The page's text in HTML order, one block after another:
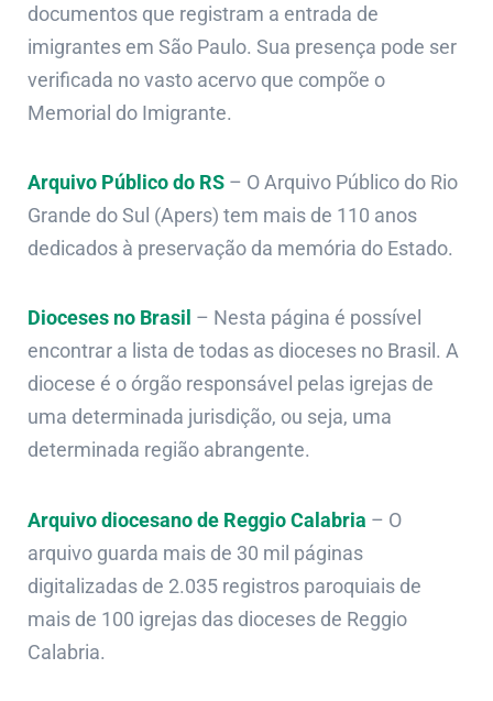
documentos que registram a entrada de
imigrantes em São Paulo. Sua presença pode ser
verificada no vasto acervo que compõe o
Memorial do Imigrante.
Arquivo Público do RS – O Arquivo Público do Rio
Grande do Sul (Apers) tem mais de 110 anos
dedicados à preservação da memória do Estado.
Dioceses no Brasil – Nesta página é possível
encontrar a lista de todas as dioceses no Brasil. A
diocese é o órgão responsável pelas igrejas de
uma determinada jurisdição, ou seja, uma
determinada região abrangente.
Arquivo diocesano de Reggio Calabria – O
arquivo guarda mais de 30 mil páginas
digitalizadas de 2.035 registros paroquiais de
mais de 100 igrejas das dioceses de Reggio
Calabria.